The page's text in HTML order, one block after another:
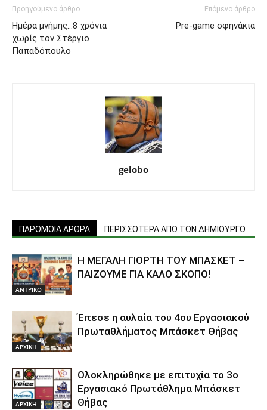
Προηγούμενο άρθρο
Ημέρα μνήμης…8 χρόνια
χωρίς τον Στέργιο
Παπαδόπουλο
Επόμενο άρθρο
Pre-game σφηνάκια
gelobo
ΠΑΡΟΜΟΙΑ ΑΡΘΡΑ ΠΕΡΙΣΣΟΤΕΡΑ ΑΠΟ ΤΟΝ ΔΗΜΙΟΥΡΓΟ
ΑΝTΡΙΚΟ
Η ΜΕΓΑΛΗ ΓΙΟΡΤΗ ΤΟΥ ΜΠΑΣΚΕΤ –
ΠΑΙΖΟΥΜΕ ΓΙΑ ΚΑΛΟ ΣΚΟΠΟ!
ΑΡΧΙΚΗ
Έπεσε η αυλαία του 4ου Εργασιακού
Πρωταθλήματος Μπάσκετ Θήβας
ΑΡΧΙΚΗ
Ολοκληρώθηκε με επιτυχία το 3ο
Εργασιακό Πρωτάθλημα Μπάσκετ
Θήβας